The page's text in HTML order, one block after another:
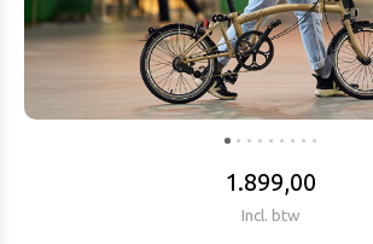
1.899,00
Incl. btw